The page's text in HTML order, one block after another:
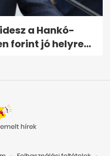
a Hankó-
forint jó helyre...